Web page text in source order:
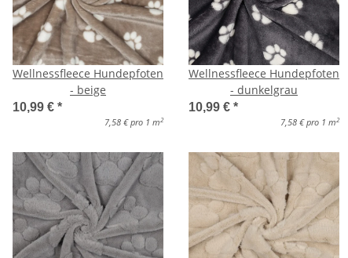
Wellnessfleece Hundepfoten
- beige
10,99 € *
7,58 € pro 1 m2
Wellnessfleece Hundepfoten
- dunkelgrau
10,99 € *
7,58 € pro 1 m2